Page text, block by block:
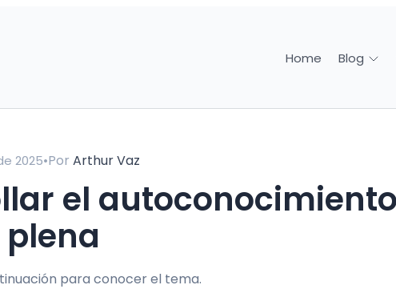
Home Blog
2025•Por Arthur Vaz
para conocer el tema.